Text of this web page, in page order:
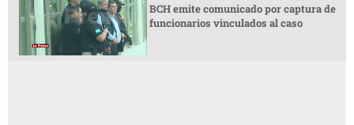
BCH emite comunicado por captura de
funcionarios vinculados al caso